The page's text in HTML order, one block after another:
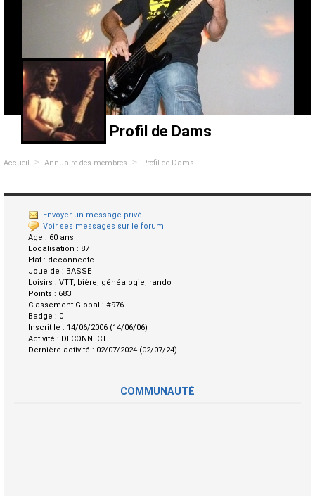
Profil de Dams
Accueil > Annuaire des membres > Profil de Dams
Envoyer un message privé
Voir ses messages sur le forum
Age : 60 ans
Localisation : 87
Etat : deconnecte
Joue de : BASSE
Loisirs : VTT, bière, généalogie, rando
Points : 683
Classement Global : #976
Badge : 0
Inscrit le : 14/06/2006 (14/06/06)
Activité : DECONNECTE
Dernière activité : 02/07/2024 (02/07/24)
COMMUNAUTÉ